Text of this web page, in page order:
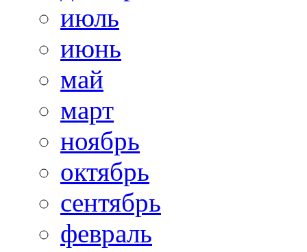
июль
июнь
май
март
ноябрь
октябрь
сентябрь
февраль